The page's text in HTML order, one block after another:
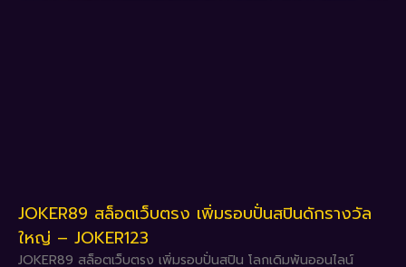
JOKER89 สล็อตเว็บตรง เพิ่มรอบปั่นสปินดักรางวัล
ใหญ่ – JOKER123
JOKER89 สล็อตเว็บตรง เพิ่มรอบปั่นสปิน โลกเดิมพันออนไลน์